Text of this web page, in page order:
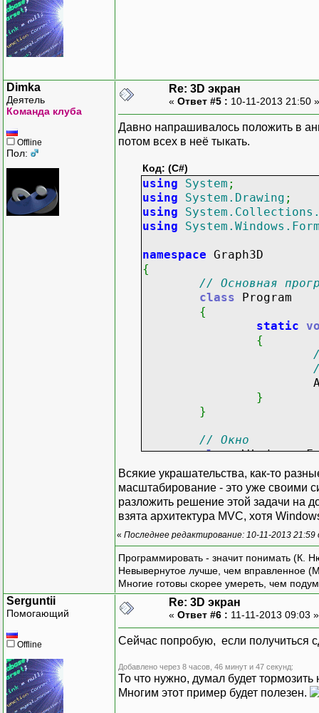
Dimka
Деятель
Команда клуба
Offline
Пол:
Re: 3D экран
« Ответ #5 : 10-11-2013 21:50
Давно напрашивалось положить в
потом всех в неё тыкать.
Код: (C#)
using System ;
using
System.Drawing ;
using
using
namespace Graph3D
{
// Основная
class Program
{
static
{
}
}
// Окно
classWindow:
{
//
private
// 2D
//
private
//
Brush
Pen
//
private
{
Всякие украшательства, как-то
масштабирование - это уже своими
разложить решение этой задачи на
взята архитектура MVC, хотя
« Последнее редактирование: 10-11-2013 21:59
Программировать - значит понимать (К.
Невывернутое лучше, чем вправленное
Многие готовы скорее умереть, чем
Serguntii
Помогающий
Offline
Re: 3D экран
« Ответ #6 : 11-11-2013 09:03
Сейчас попробую, если получиться
Добавлено через 8 часов, 46 минут и 47 секунд:
То что нужно, думал будет
Многим этот пример будет полезен.